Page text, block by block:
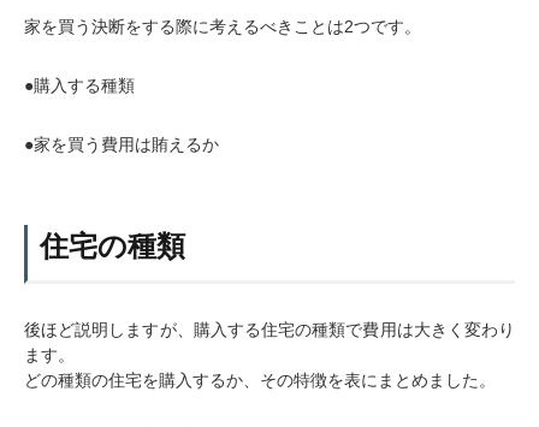
家を買う決断をする際に考えるべきことは2つです。
●購入する種類
●家を買う費用は賄えるか
住宅の種類
後ほど説明しますが、購入する住宅の種類で費用は大きく変わり
ます。
どの種類の住宅を購入するか、その特徴を表にまとめました。